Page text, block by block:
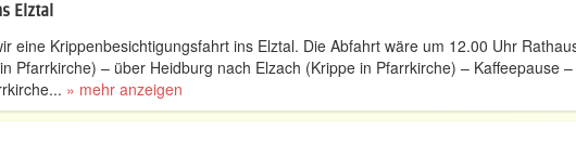
Elztal
eine Krippenbesichtigungsfahrt ins Elztal. Die Abfahrt wäre um 12.00 Uhr
Pfarrkirche) – über Heidburg nach Elzach (Krippe in Pfarrkirche) – Kaffeepause –
» mehr anzeigen